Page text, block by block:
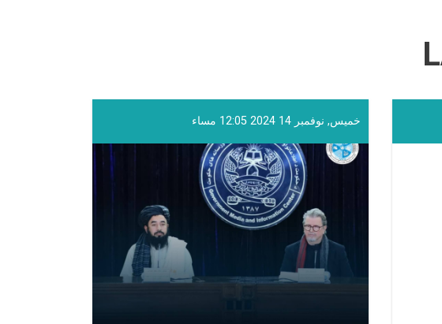
خميس, نوفمبر 14 2024 12:05 مساء